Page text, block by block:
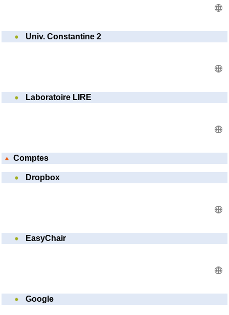
Univ. Constantine 2
Laboratoire LIRE
Comptes
Dropbox
EasyChair
Google